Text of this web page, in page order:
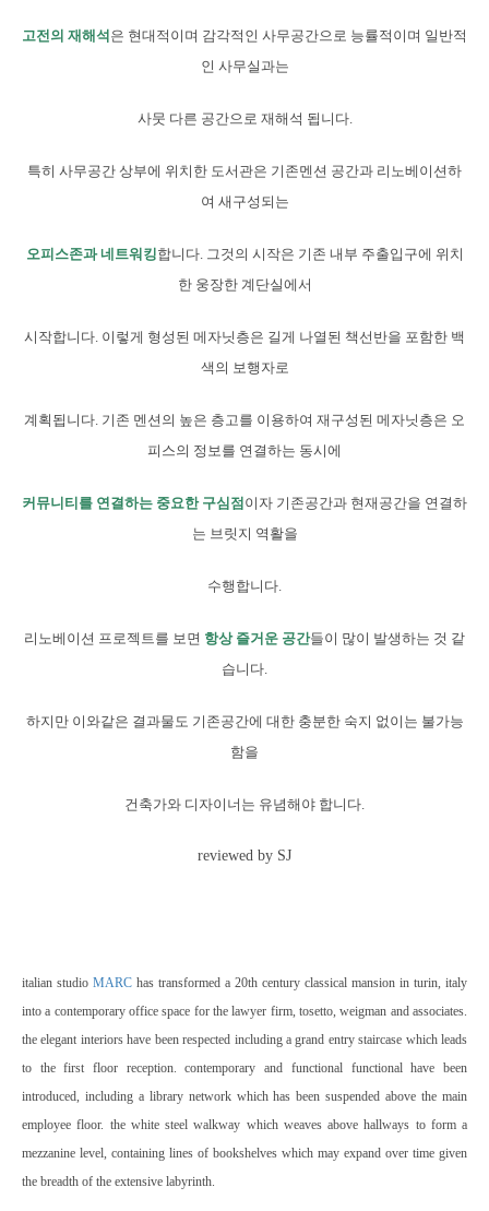
고전의 재해석 은 현대적이며 감각적인 사무공간으로 능률적이며 일반적
인 사무실과는
사뭇 다른 공간으로 재해석 됩니다.
특히 사무공간 상부에 위치한 도서관은 기존멘션 공간과 리노베이션하
여 새구성되는
오피스존과 네트워킹합니다. 그것의 시작은 기존 내부 주출입구에 위치
한 웅장한 계단실에서
시작합니다. 이렇게 형성된 메자닛층은 길게 나열된 책선반을 포함한 백
색의 보행자로
계획됩니다. 기존 멘션의 높은 층고를 이용하여 재구성된 메자닛층은 오
피스의 정보를 연결하는 동시에
커뮤니티를 연결하는 중요한 구심점 이자 기존공간과 현재공간을 연결하
는 브릿지 역활을
수행합니다.
리노베이션 프로젝트를 보면 항상 즐거운 공간들이 많이 발생하는 것 같
습니다.
하지만 이와같은 결과물도 기존공간에 대한 충분한 숙지 없이는 불가능
함을
건축가와 디자이너는 유념해야 합니다.
reviewed by SJ
italian studio MARC has transformed a 20th century classical mansion in turin, italy
into a contemporary office space for the lawyer firm, tosetto, weigman and associates.
the elegant interiors have been respected including a grand entry staircase which leads
to the first floor reception. contemporary and functional functional have been
introduced, including a library network which has been suspended above the main
employee floor. the white steel walkway which weaves above hallways to form a
mezzanine level, containing lines of bookshelves which may expand over time given
the breadth of the extensive labyrinth.